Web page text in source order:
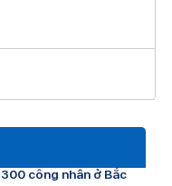
công nhân ở Bắc